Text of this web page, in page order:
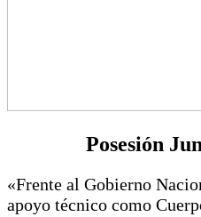
Posesión
«Frente al Gobierno
apoyo técnico como